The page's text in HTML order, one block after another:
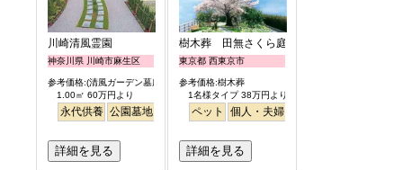
川崎清風霊園
神奈川県 川崎市麻生区
参考価格:(清風ガーデン墓所)
1.00㎡ 60万円より
永代供養 公園墓地 駅から徒歩
詳細を見る
樹木葬 田無さくら庭園
東京都 西東京市
参考価格:樹木葬
1名様タイプ 38万円より
ペット 個人・夫婦
詳細を見る